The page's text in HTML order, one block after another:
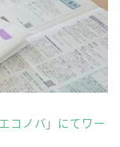
コノバ」にてワー